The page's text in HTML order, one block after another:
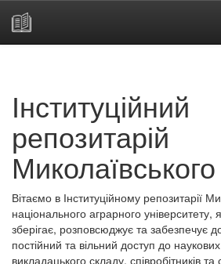
Інституційний
репозитарій
Вітаємо в Інституційному репозитарії
національного аграрного університету,
зберігає, розповсюджує та забезпечує
постійний та вільний доступ до
викладацького складу, співробітників та